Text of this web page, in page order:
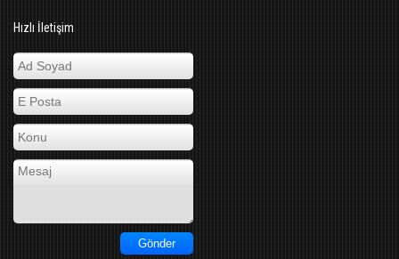
Hızlı İletişim